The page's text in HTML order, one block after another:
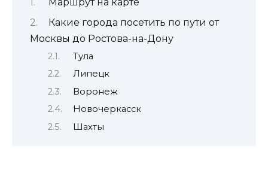
Какие города посетить по пути от
Москвы до Ростова-на-Дону
Тула
Липецк
Воронеж
Новочеркасск
Шахты